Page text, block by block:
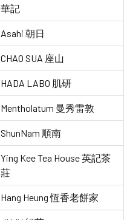
華記
Asahi 朝日
CHAO SUA 座山
HADA LABO 肌研
Mentholatum 曼秀雷敦
ShunNam 順南
Ying Kee Tea House 英記茶
莊
Hang Heung 恆香老餅家